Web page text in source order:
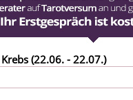
(22.06. - 22.07.)